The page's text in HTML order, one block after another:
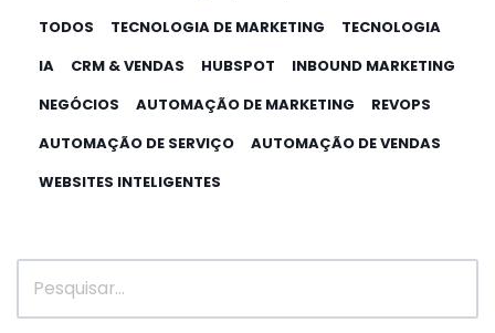
TODOS TECNOLOGIA DE MARKETING
TECNOLOGIA
IA
CRM & VENDAS HUBSPOT
INBOUND MARKETING
NEGÓCIOS
AUTOMAÇÃO DE MARKETING
REVOPS
AUTOMAÇÃO DE SERVIÇO
AUTOMAÇÃO DE VENDAS
WEBSITES INTELIGENTES